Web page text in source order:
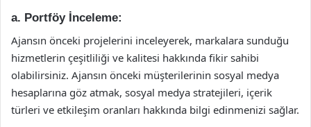
a. Portföy İnceleme:
Ajansın önceki projelerini inceleyerek, markalara sunduğu
hizmetlerin çeşitliliği ve kalitesi hakkında fikir sahibi
olabilirsiniz. Ajansın önceki müşterilerinin sosyal medya
hesaplarına göz atmak, sosyal medya stratejileri, içerik
türleri ve etkileşim oranları hakkında bilgi edinmenizi sağlar.